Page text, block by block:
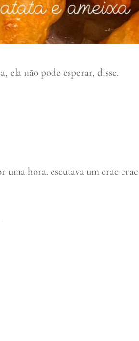
ela não pode esperar, disse.
hora. escutava um crac crac